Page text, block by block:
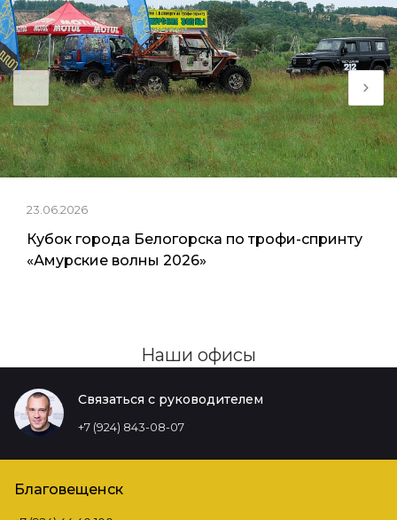
23.06.2026
Кубок города Белогорска по трофи-спринту
«Амурские волны 2026»
Наши офисы
Связаться с руководителем
+7 (924) 843-08-07
Благовещенск